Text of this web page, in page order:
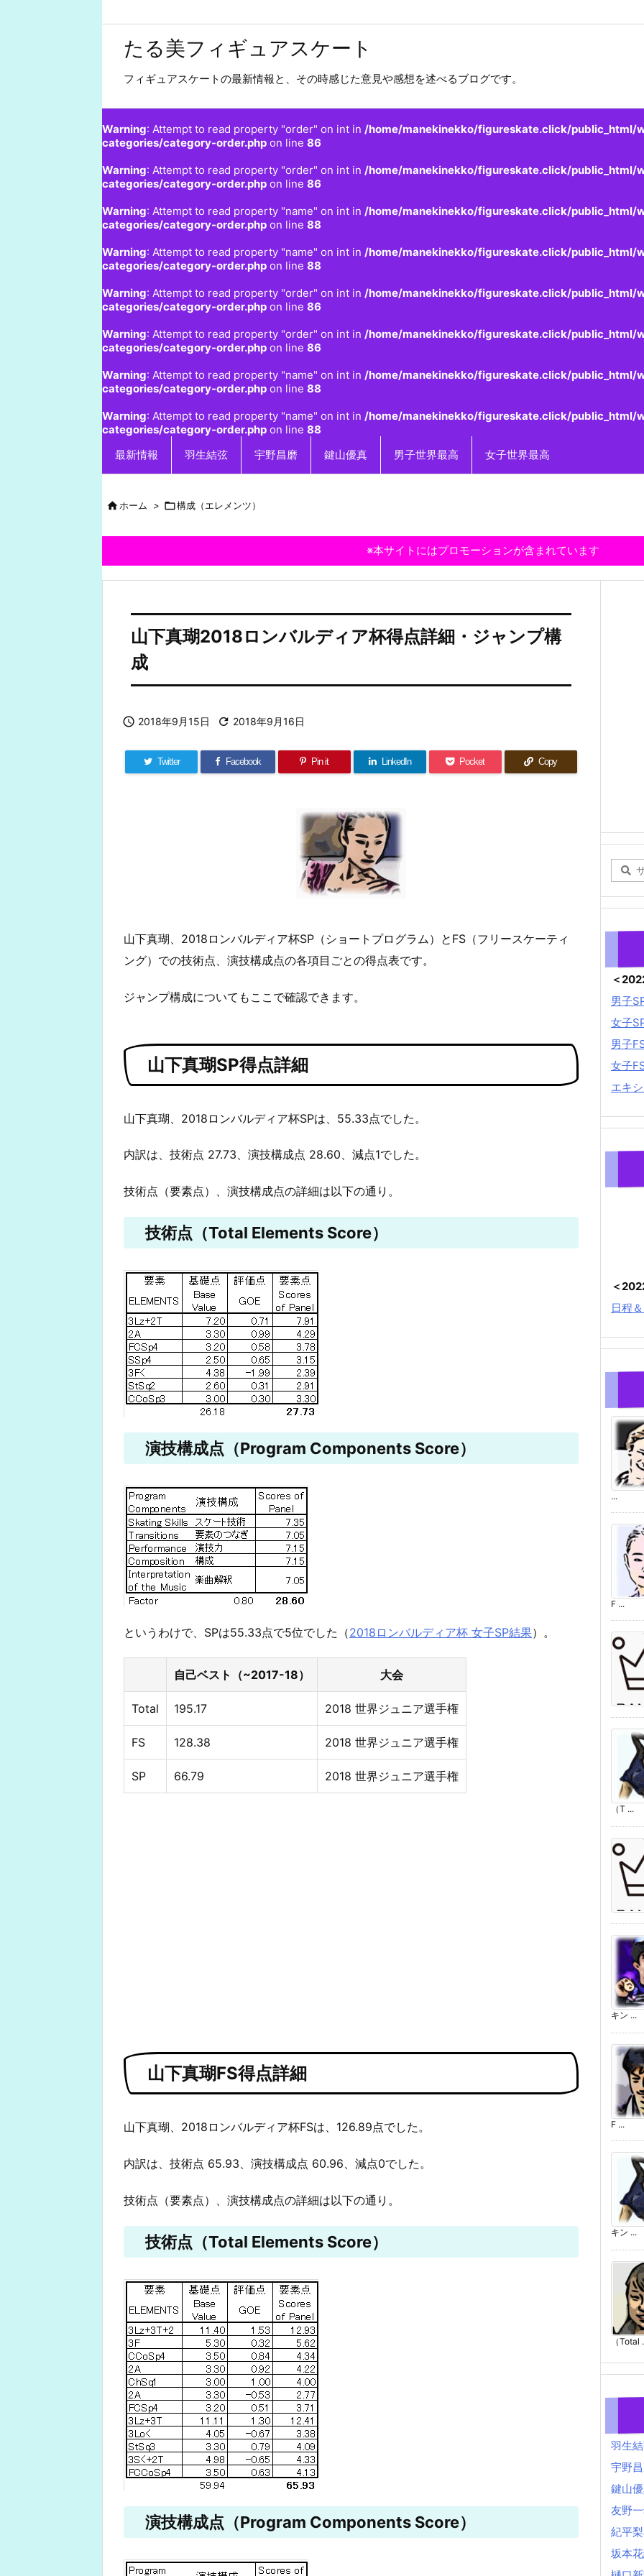
たる美フィギュアスケート
フィギュアスケートの最新情報と、その時感じた意見や感想を述べるブログです。
Warning: Attempt to read property "order" on int in /home/manekinekko/figureskate.click/public_html/
categories/category-order.php on line 86
Warning: Attempt to read property "order" on int in /home/manekinekko/figureskate.click/public_html/
categories/category-order.php on line 86
Warning: Attempt to read property "name" on int in /home/manekinekko/figureskate.click/public_html/
categories/category-order.php on line 88
Warning: Attempt to read property "name" on int in /home/manekinekko/figureskate.click/public_html/
categories/category-order.php on line 88
Warning: Attempt to read property "order" on int in /home/manekinekko/figureskate.click/public_html/
categories/category-order.php on line 86
Warning: Attempt to read property "order" on int in /home/manekinekko/figureskate.click/public_html/
categories/category-order.php on line 86
Warning: Attempt to read property "name" on int in /home/manekinekko/figureskate.click/public_html/
categories/category-order.php on line 88
Warning: Attempt to read property "name" on int in /home/manekinekko/figureskate.click/public_html/
categories/category-order.php on line 88
最新情報
羽生結弦 宇野昌磨 鍵山優真 男子世界最高 女子世界最高
ホーム > 構成（エレメンツ）
※本サイトにはプロモーションが含まれています
山下真瑚2018ロンバルディア杯得点詳細・ジャンプ構
成
 2018年9月15日  2018年9月16日
Twitter Facebook Pin it LinkedIn Pocket Copy
山下真瑚、2018ロンバルディア杯SP（ショートプログラム）とFS（フリースケーティ
ング）での技術点、演技構成点の各項目ごとの得点表です。
ジャンプ構成についてもここで確認できます。
山下真瑚SP得点詳細
山下真瑚、2018ロンバルディア杯SPは、55.33点でした。
内訳は、技術点 27.73、演技構成点 28.60、減点1でした。
技術点（要素点）、演技構成点の詳細は以下の通り。
技術点（Total Elements Score）
演技構成点（Program Components Score）
というわけで、SPは55.33点で5位でした（2018ロンバルディア杯 女子SP結果）。
自己ベスト（~2017-18） 大会
Total 195.17 2018 世界ジュニア選手権
FS 128.38 2018 世界ジュニア選手権
SP 66.79 2018 世界ジュニア選手権
山下真瑚FS得点詳細
山下真瑚、2018ロンバルディア杯FSは、126.89点でした。
内訳は、技術点 65.93、演技構成点 60.96、減点0でした。
技術点（要素点）、演技構成点の詳細は以下の通り。
技術点（Total Elements Score）
演技構成点（Program Components Score）
＜
男子
女子
男子
女子
エキ
＜
日程
...
F ...
（T ...
キン ...
F ...
キン ...
（Total
羽生
宇野
鍵山
友野
紀平
坂本